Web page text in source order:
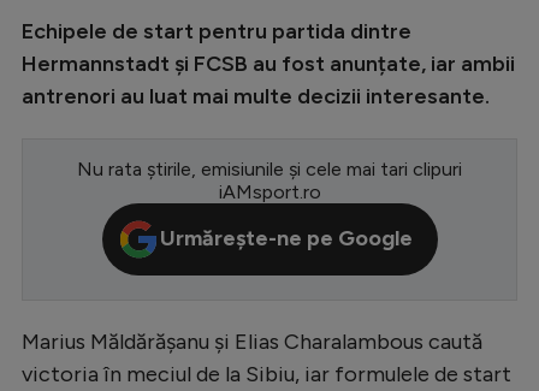
Europa League
Conference League
CM 2026
LaLiga
Echipele de start pentru partida dintre
Hermannstadt și FCSB au fost anunțate, iar ambii
antrenori au luat mai multe decizii interesante.
Nu rata știrile, emisiunile și cele mai tari clipuri
iAMsport.ro
Urmărește-ne pe Google
Marius Măldărășanu și Elias Charalambous caută
victoria în meciul de la Sibiu, iar formulele de start